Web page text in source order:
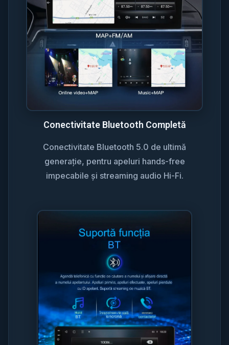
Conectivitate Bluetooth Completă
Conectivitate Bluetooth 5.0 de ultimă
generație, pentru apeluri hands-free
impecabile și streaming audio Hi-Fi.